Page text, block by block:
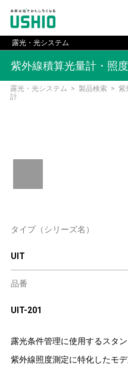
露光・光システム
紫外線積算光量計・照
露光・光システム > 製品検索 > 紫
計
タイプ（シリーズ名）
UIT
品番
UIT-201
露光条件管理に使用するスタ
紫外線照度測定に特化したモ